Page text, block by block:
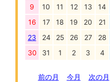
9
10 11 12 13 14
16
17 18 19 20 21
23
24 25 26 27 28
30
31 1 2 3 4
前の月 今月 次の月